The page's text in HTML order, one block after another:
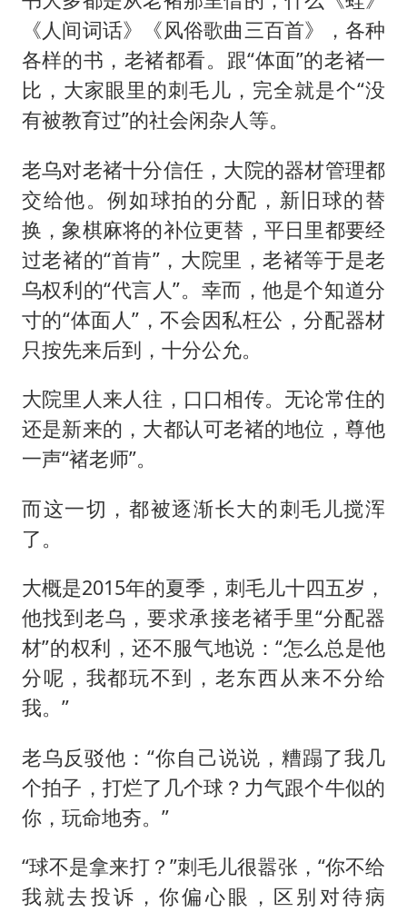
《人间词话》《风俗歌曲三百首》，各种
各样的书，老褚都看。跟“体面”的老褚一
比，大家眼里的刺毛儿，完全就是个“没
有被教育过”的社会闲杂人等。
老乌对老褚十分信任，大院的器材管理都
交给他。例如球拍的分配，新旧球的替
换，象棋麻将的补位更替，平日里都要经
过老褚的“首肯”，大院里，老褚等于是老
乌权利的“代言人”。幸而，他是个知道分
寸的“体面人”，不会因私枉公，分配器材
只按先来后到，十分公允。
大院里人来人往，口口相传。无论常住的
还是新来的，大都认可老褚的地位，尊他
一声“褚老师”。
而这一切，都被逐渐长大的刺毛儿搅浑
了。
大概是2015年的夏季，刺毛儿十四五岁，
他找到老乌，要求承接老褚手里“分配器
材”的权利，还不服气地说：“怎么总是他
分呢，我都玩不到，老东西从来不分给
我。”
老乌反驳他：“你自己说说，糟蹋了我几
个拍子，打烂了几个球？力气跟个牛似的
你，玩命地夯。”
“球不是拿来打？”刺毛儿很嚣张，“你不给
我就去投诉，你偏心眼，区别对待病